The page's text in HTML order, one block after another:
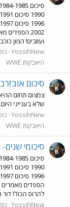
2002
ועוזבים! המון
YossihNew
היאבקות WWE
סיכום
צמצום תחום
שלא בענייני
YossihNew
היאבקות WWE
סיכומי שנים-
להרוס הכול! דור
YossihNew